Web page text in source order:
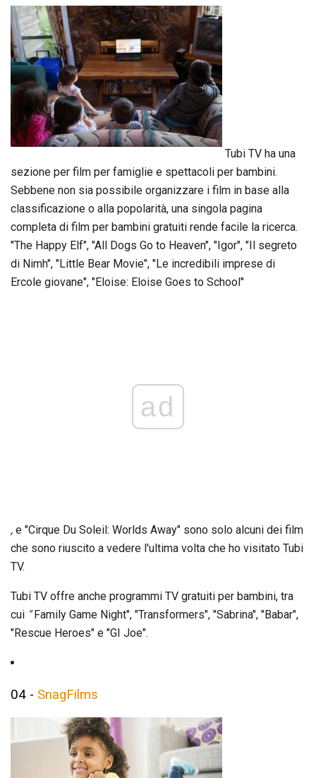
Tubi TV ha una
sezione per film per famiglie e spettacoli per bambini.
Sebbene non sia possibile organizzare i film in base alla
classificazione o alla popolarità, una singola pagina
completa di film per bambini gratuiti rende facile la ricerca.
"The Happy Elf", "All Dogs Go to Heaven", "Igor", "Il segreto
di Nimh", "Little Bear Movie", "Le incredibili imprese di
Ercole giovane", "Eloise: Eloise Goes to School"
ad
, e "Cirque Du Soleil: Worlds Away" sono solo alcuni dei film
che sono riuscito a vedere l'ultima volta che ho visitato Tubi
TV.
Tubi TV offre anche programmi TV gratuiti per bambini, tra
cui "Family Game Night", "Transformers", "Sabrina", "Babar",
"Rescue Heroes" e "GI Joe".
04 - SnagFilms